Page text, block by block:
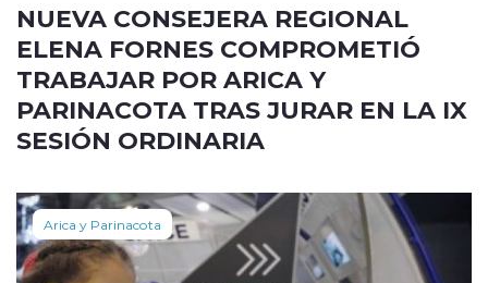
NUEVA CONSEJERA REGIONAL
ELENA FORNES COMPROMETIÓ
TRABAJAR POR ARICA Y
PARINACOTA TRAS JURAR EN LA IX
SESIÓN ORDINARIA
Arica y Parinacota